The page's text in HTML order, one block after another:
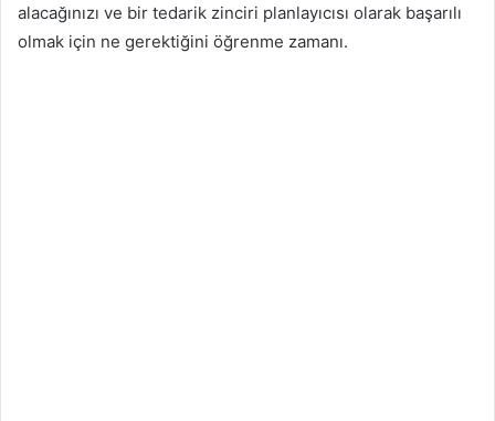
alacağınızı ve bir tedarik zinciri planlayıcısı olarak başarılı
olmak için ne gerektiğini öğrenme zamanı.